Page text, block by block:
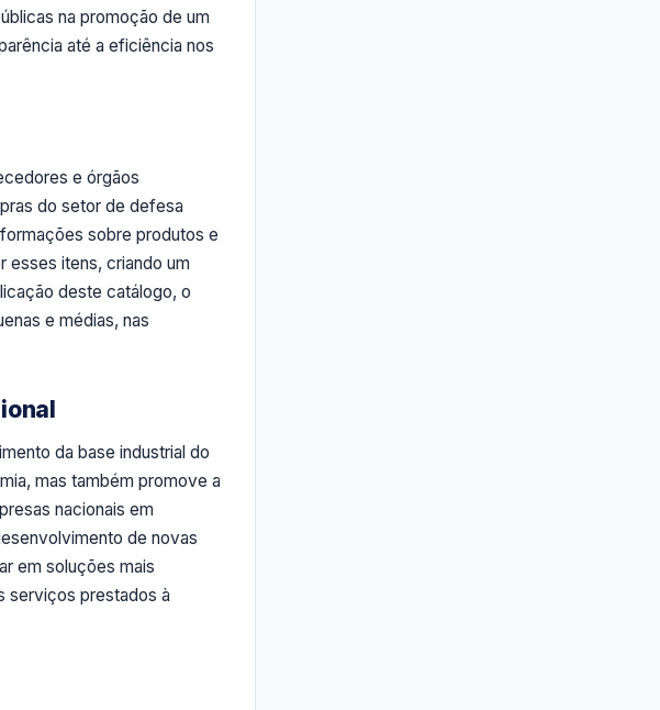
na promoção de um
até a eficiência nos
e órgãos
do setor de defesa
sobre produtos e
esses itens, criando um
deste catálogo, o
e médias, nas
da base industrial do
mas também promove a
nacionais em
de novas
em soluções mais
serviços prestados à